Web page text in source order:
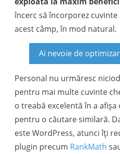
încerc să încorporez
acest câmp, în mod natural.
Ai nevoie de
Personal nu urmăresc
pentru mai multe cuvinte
o treabă excelentă în a
pentru o căutare similară.
este WordPress, atunci îți
plugin precum RankMath